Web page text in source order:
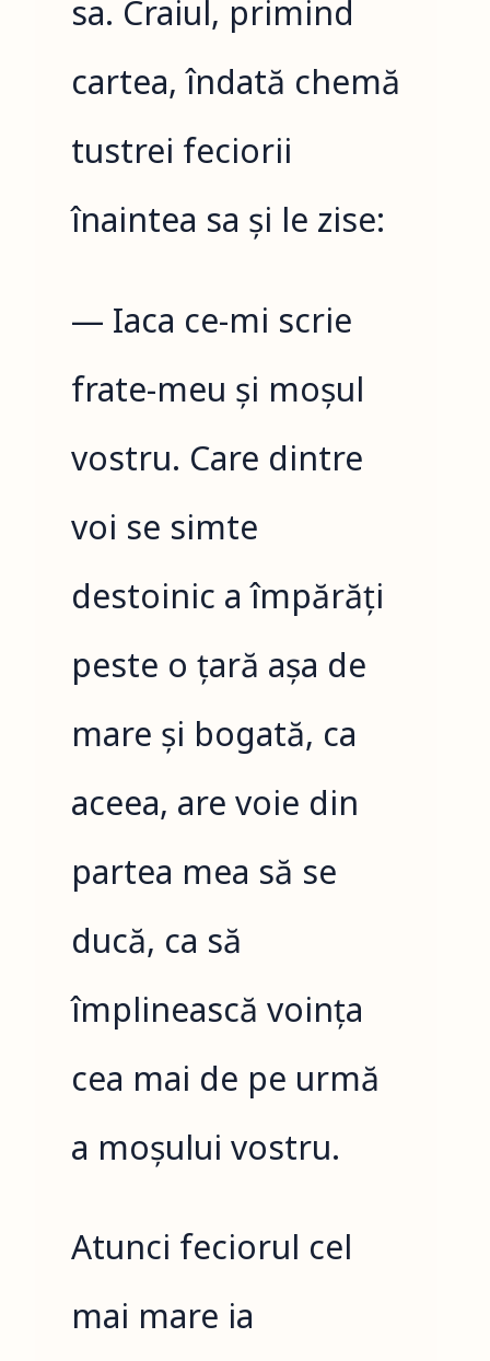
sa. Craiul, primind
cartea, îndată chemă
tustrei feciorii
înaintea sa și le zise:
— Iaca ce-mi scrie
frate-meu și moșul
vostru. Care dintre
voi se simte
destoinic a împărăți
peste o țară așa de
mare și bogată, ca
aceea, are voie din
partea mea să se
ducă, ca să
împlinească voința
cea mai de pe urmă
a moșului vostru.
Atunci feciorul cel
mai mare ia